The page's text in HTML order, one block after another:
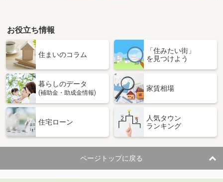
大阪府高槻市日吉台六番町
価 格
2,480万円
住 所
大阪府高槻市日吉台六番町
用途地域
１種低層
土地面積 137.06m²
大阪府高槻市日吉台五番町
9,400万円
用途地域
１種低層
お役立ち情報
住まいのコラム
「住みたい街」
を見つけよう
暮らしのデータ
(補助金・助成金情報)
家賃相場
住宅ローン
人気タウン
ランキング
ページトップに戻る